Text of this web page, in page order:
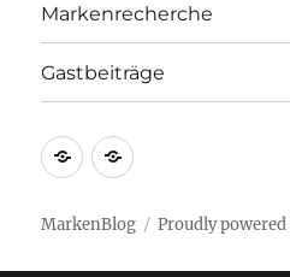
Markenrecherche
Gastbeiträge
Markenrecherche
Gastbeiträge
MarkenBlog Proudly